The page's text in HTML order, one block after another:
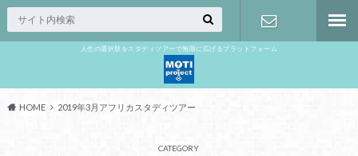
人生の選択肢をスタディツアーで無限に広げるプラットフォーム
HOME 2019年3月アフリカスタディツアー
CATEGORY